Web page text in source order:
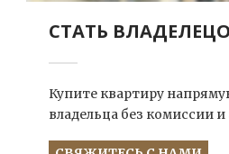
СТАТЬ
Купите квартиру
владельца без комиссии